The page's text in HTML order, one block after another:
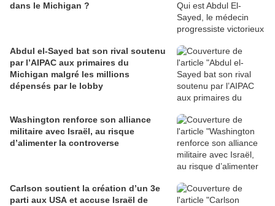
dans le Michigan ?
Abdul el-Sayed bat son rival soutenu
par l’AIPAC aux primaires du
Michigan malgré les millions
dépensés par le lobby
Washington renforce son alliance
militaire avec Israël, au risque
d’alimenter la controverse
Carlson soutient la création d’un 3e
parti aux USA et accuse Israël de